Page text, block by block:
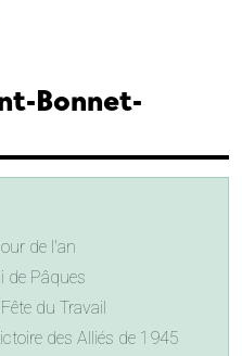
Bonnet-
de l'an
de Pâques
du Travail
des Alliés de 1945